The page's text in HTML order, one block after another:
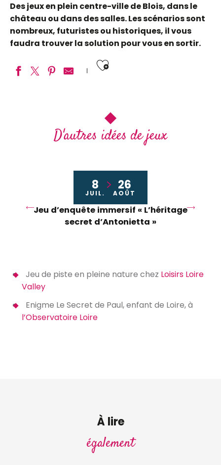
Des jeux en plein centre-ville de Blois, dans le
château ou dans des salles. Les scénarios sont
nombreux, futuristes ou historiques, il vous
faudra trouver la solution pour vous en sortir.
Ajouter aux
Cap Découvertes
Escape Game au château Royal de Blois
D'autres idées de jeux
8
JUIL.
26
AOÛT
Jeu d’enquête immersif « L’héritage
secret d’Antonietta »
Jeu de piste en pleine nature chez Loisirs Loire
Valley
Enigme Le Secret de Paul, enfant de Loire, à
l’Observatoire Loire
À lire
également
Un automne rayonnant dans les
châteaux de la Loire